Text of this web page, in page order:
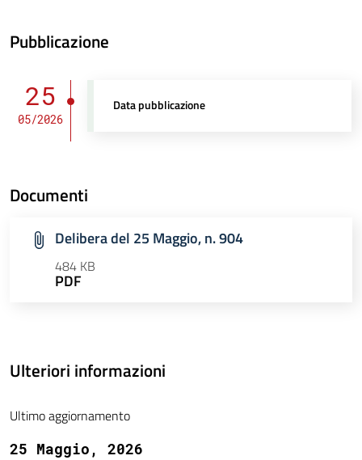
Pubblicazione
25
05/2026
Data pubblicazione
Documenti
Delibera del 25 Maggio, n. 904
484 KB
PDF
Ulteriori informazioni
Ultimo aggiornamento
25 Maggio, 2026